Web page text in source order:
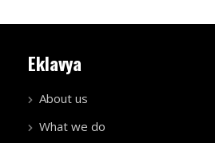
Eklavya
About us
What we do